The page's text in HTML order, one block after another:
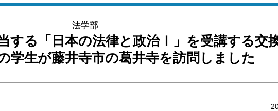
法学部
する「日本の法律と政治Ⅰ」を受講する交
学生が藤井寺市の葛井寺を訪問しました